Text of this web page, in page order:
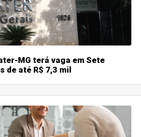
MG terá vaga em Sete
de até R$ 7,3 mil